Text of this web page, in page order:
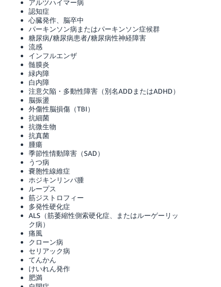
アルツハイマー病
認知症
心臓発作、脳卒中
パーキンソン病またはパーキンソン症候群
糖尿病/糖尿病患者/糖尿病性神経障害
流感
インフルエンザ
髄膜炎
緑内障
白内障
注意欠陥・多動性障害（別名ADDまたはADHD）
脳振盪
外傷性脳損傷（TBI）
抗細菌
抗微生物
抗真菌
腫瘍
季節性情動障害（SAD）
うつ病
嚢胞性線維症
ホジキンリンパ腫
ループス
筋ジストロフィー
多発性硬化症
ALS（筋萎縮性側索硬化症、またはルーゲーリッ
ク病）
痛風
クローン病
セリアック病
てんかん
けいれん発作
肥満